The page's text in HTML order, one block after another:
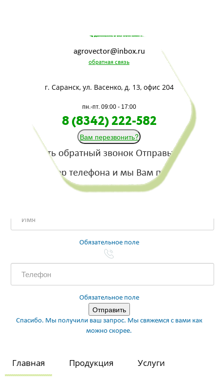
agrovector@inbox.ru
обратная связь
г. Саранск, ул. Васенко, д. 13, офис 204
пн.-пт. 09:00 - 17:00
8 (8342) 222-582
Вам перезвонить?
Заказать обратный звонок Отправьте нам
свой номер телефона и мы Вам позвоним!
Обязательное поле
Обязательное поле
Спасибо. Мы получили ваш запрос. Мы свяжемся с вами как
можно скорее.
Главная Продукция Услуги